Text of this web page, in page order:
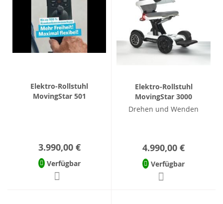
Elektro-Rollstuhl
MovingStar 501
3.990,00 €
Verfügbar
Elektro-Rollstuhl
MovingStar 3000
Drehen und Wenden
4.990,00 €
Verfügbar